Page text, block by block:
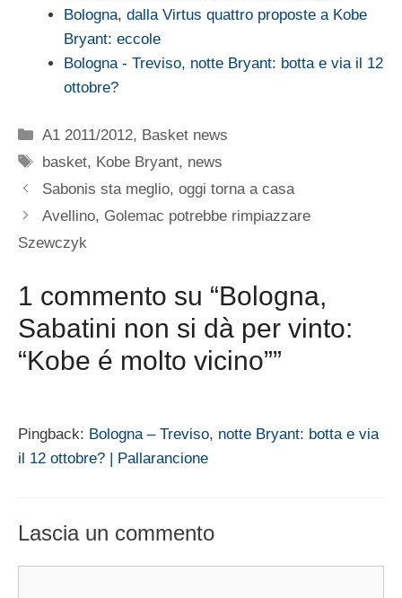
Bologna, dalla Virtus quattro proposte a Kobe
Bryant: eccole
Bologna - Treviso, notte Bryant: botta e via il 12
ottobre?
Categorie
A1 2011/2012, Basket news
Tag
basket, Kobe Bryant, news
Sabonis sta meglio, oggi torna a casa
Avellino, Golemac potrebbe rimpiazzare
Szewczyk
1 commento su “Bologna,
Sabatini non si dà per vinto:
“Kobe é molto vicino””
Pingback: Bologna – Treviso, notte Bryant: botta e via
il 12 ottobre? | Pallarancione
Lascia un commento